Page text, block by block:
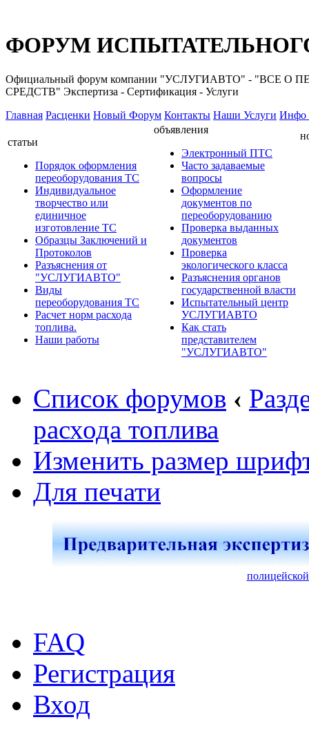
ФОРУМ
Официальный форум компании "УСЛУГИАВТО" -
СРЕДСТВ" Экспертиза - Сертификация - Услуги
Главная Расценки Новый Форум Контакты Наши Услуги Инфо
статьи
Порядок оформления
переоборудования ТС
Индивидуальное
творчество или
единичное
изготовление ТС
Образцы Заключений и
Протоколов
Разъяснения от
"УСЛУГИАВТО"
Виды
переоборудования ТС
Расчет норм расхода
топлива.
Наши работы
объявления
Электронный ПТС
Часто задаваемые
вопросы
Оформление
документов по
переоборудованию
Проверка выданных
документов
Проверка
экологического класса
Разъяснения органов
государственной власти
Испытательный центр
УСЛУГИАВТО
Как стать
представителем
"УСЛУГИАВТО"
Список форумов ‹
расхода топлива
Изменить размер
Для печати
FAQ
Регистрация
Вход